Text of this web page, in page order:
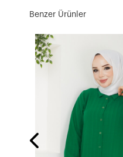
Benzer Ürünler